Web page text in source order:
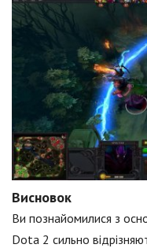
Висновок
Ви познайомилися з
Dota 2 сильно